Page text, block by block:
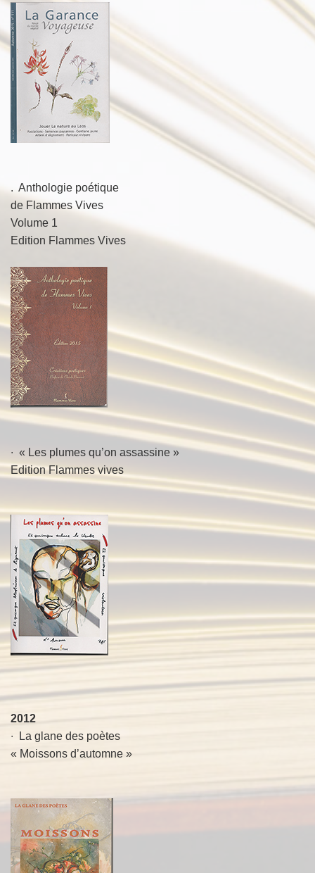
. Anthologie poétique
de Flammes Vives
Volume 1
Edition Flammes Vives
∙ « Les plumes qu’on assassine »
Edition Flammes vives
2012
∙ La glane des poètes
« Moissons d’automne »